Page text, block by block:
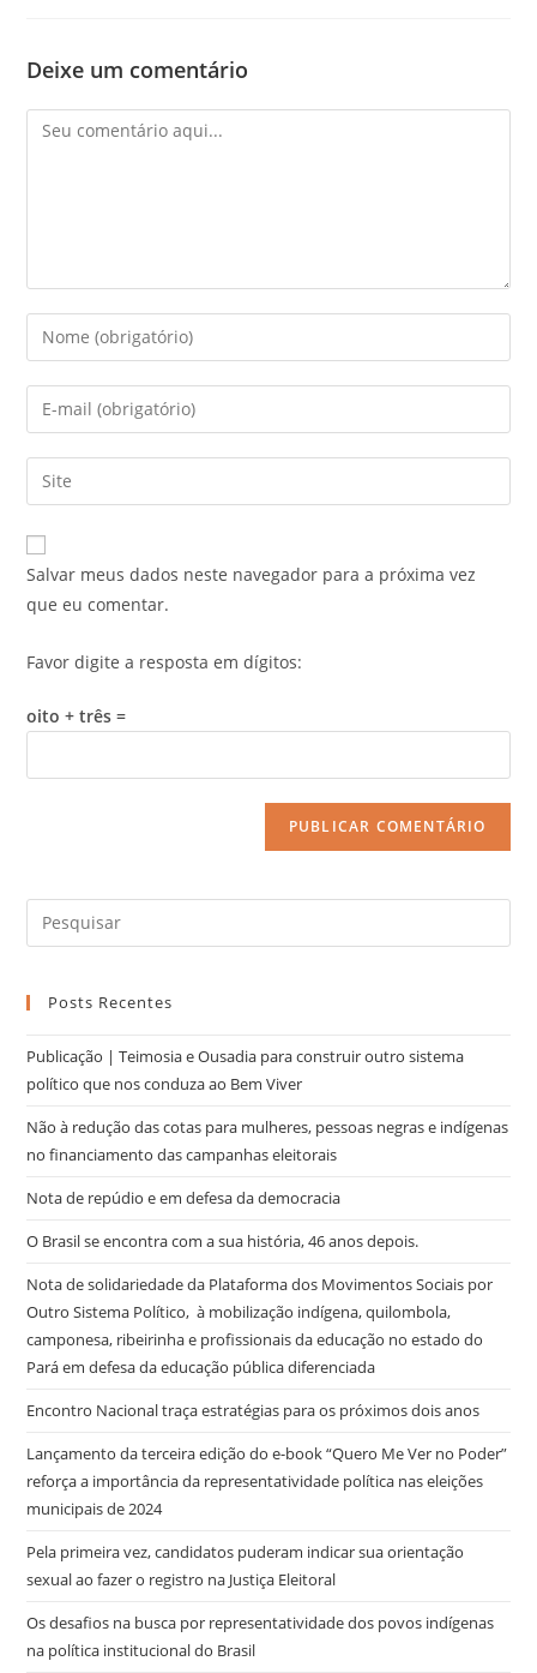
Deixe um comentário
Salvar meus dados neste navegador para a próxima vez
que eu comentar.
Favor digite a resposta em dígitos:
oito + três =
Posts Recentes
Publicação | Teimosia e Ousadia para construir outro sistema
político que nos conduza ao Bem Viver
Não à redução das cotas para mulheres, pessoas negras e indígenas
no financiamento das campanhas eleitorais
Nota de repúdio e em defesa da democracia
O Brasil se encontra com a sua história, 46 anos depois.
Nota de solidariedade da Plataforma dos Movimentos Sociais por
Outro Sistema Político, à mobilização indígena, quilombola,
camponesa, ribeirinha e profissionais da educação no estado do
Pará em defesa da educação pública diferenciada
Encontro Nacional traça estratégias para os próximos dois anos
Lançamento da terceira edição do e-book “Quero Me Ver no Poder”
reforça a importância da representatividade política nas eleições
municipais de 2024
Pela primeira vez, candidatos puderam indicar sua orientação
sexual ao fazer o registro na Justiça Eleitoral
Os desafios na busca por representatividade dos povos indígenas
na política institucional do Brasil